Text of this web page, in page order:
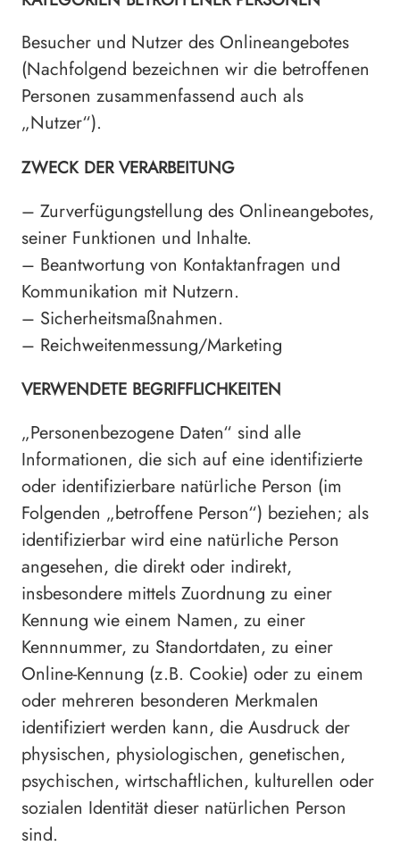
Besucher und Nutzer des Onlineangebotes
(Nachfolgend bezeichnen wir die betroffenen
Personen zusammenfassend auch als
„Nutzer“).
ZWECK DER VERARBEITUNG
– Zurverfügungstellung des Onlineangebotes,
seiner Funktionen und Inhalte.
– Beantwortung von Kontaktanfragen und
Kommunikation mit Nutzern.
– Sicherheitsmaßnahmen.
– Reichweitenmessung/Marketing
VERWENDETE BEGRIFFLICHKEITEN
„Personenbezogene Daten“ sind alle
Informationen, die sich auf eine identifizierte
oder identifizierbare natürliche Person (im
Folgenden „betroffene Person“) beziehen; als
identifizierbar wird eine natürliche Person
angesehen, die direkt oder indirekt,
insbesondere mittels Zuordnung zu einer
Kennung wie einem Namen, zu einer
Kennnummer, zu Standortdaten, zu einer
Online-Kennung (z.B. Cookie) oder zu einem
oder mehreren besonderen Merkmalen
identifiziert werden kann, die Ausdruck der
physischen, physiologischen, genetischen,
psychischen, wirtschaftlichen, kulturellen oder
sozialen Identität dieser natürlichen Person
sind.